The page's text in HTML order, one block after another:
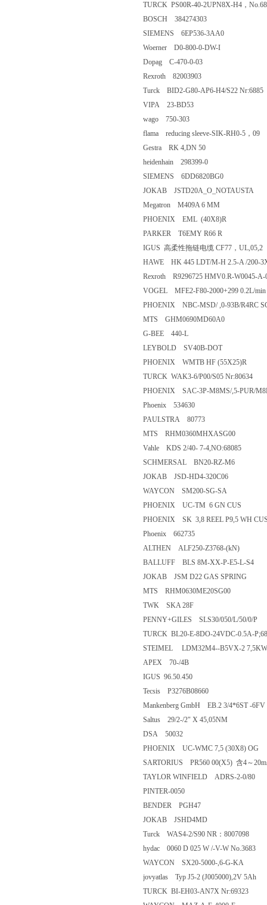
TURCK PS00R-40-2UPN8X-H4，
BOSCH 384274303
SIEMENS 6EP536-3AA0
Woerner D0-800-0-DW-I
Dopag C-470-0-03
Rexroth 82003903
Turck BID2-G80-AP6-H4/S22 Nr:6885
VIPA 23-BD53
wago 750-303
flama reducing sleeve-SIK-RH0-5，09
Gestra RK 4,DN 50
heidenhain 298399-0
SIEMENS 6DD6820BG0
JOKAB JSTD20A_O_NOTAUSTA
Megatron M409A 6 MM
PHOENIX EML (40X8)R
PARKER T6EMY R66 R
IGUS 高柔性拖链电缆 CF77，
HAWE HK 445 LDT/M-H 2.5-A /200-
Rexroth R9296725 HMV0.R-W0045-
VOGEL MFE2-F80-2000+299 0.2L/min
PHOENIX NBC-MSD/ ,0-93B/R4RC
MTS GHM0690MD60A0
G-BEE 440-L
LEYBOLD SV40B-DOT
PHOENIX WMTB HF (55X25)R
TURCK WAK3-6/P00/S05 Nr:80634
PHOENIX SAC-3P-M8MS/,5-PUR/
Phoenix 534630
PAULSTRA 80773
MTS RHM0360MHXASG00
Vahle KDS 2/40- 7-4,NO:68085
SCHMERSAL BN20-RZ-M6
JOKAB JSD-HD4-320C06
WAYCON SM200-SG-SA
PHOENIX UC-TM 6 GN CUS
PHOENIX SK 3,8 REEL P9,5 WH
Phoenix 662735
ALTHEN ALF250-Z3768-(kN)
BALLUFF BLS 8M-XX-P-E5-L-S4
JOKAB JSM D22 GAS SPRING
MTS RHM0630ME20SG00
TWK SKA 28F
PENNY+GILES SLS30/050/L/50/0/P
TURCK BL20-E-8DO-24VDC-0.5A-
STEIMEL LDM32M4--B5VX-2 7,5KW,
APEX 70-/4B
IGUS 96.50.450
Tecsis P3276B08660
Mankenberg GmbH EB.2 3/4*6ST -6FV
Saltus 29/2-/2" X 45,05NM
DSA 50032
PHOENIX UC-WMC 7,5 (30X8) OG
SARTORIUS PR560 00(X5) 含4～
TAYLOR WINFIELD ADRS-2-0/80
PINTER-0050
BENDER PGH47
JOKAB JSHD4MD
Turck WAS4-2/S90 NR：8007098
hydac 0060 D 025 W /-V-W No.3683
WAYCON SX20-5000-,6-G-KA
jovyatlas Typ J5-2 (J005000),2V 5Ah
TURCK BI-EH03-AN7X Nr:69323